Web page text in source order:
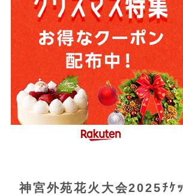
神宮外苑花火大会2025ﾁｹ